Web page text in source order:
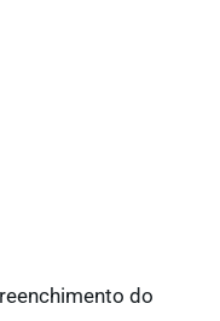
do